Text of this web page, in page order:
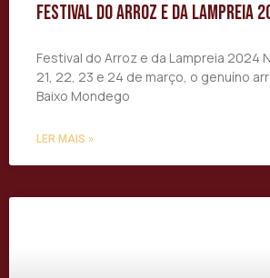
Festival do Arroz e da Lampreia
Festival do Arroz e da Lampreia 2024
21, 22, 23 e 24 de março, o genuíno
Baixo Mondego
LER MAIS »